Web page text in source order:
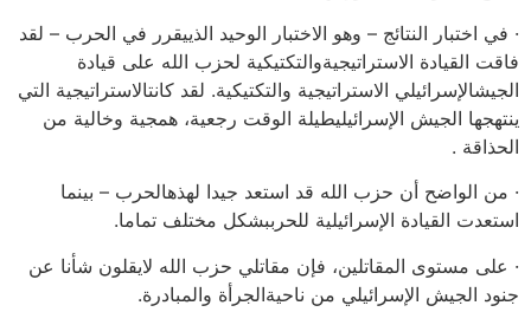
· في اختبار النتائج – وهو الاختبار الوحيد الذييقرر في الحرب – لقد
فاقت القيادة الاستراتيجيةوالتكتيكية لحزب الله على قيادة
الجيشالإسرائيلي الاستراتيجية والتكتيكية. لقد كانتالاستراتيجية التي
ينتهجها الجيش الإسرائيليطيلة الوقت رجعية، همجية وخالية من
الحذاقة .
· من الواضح أن حزب الله قد استعد جيدا لهذهالحرب – بينما
استعدت القيادة الإسرائيلية للحرببشكل مختلف تماما.
· على مستوى المقاتلين، فإن مقاتلي حزب الله لايقلون شأنا عن
جنود الجيش الإسرائيلي من ناحيةالجرأة والمبادرة.